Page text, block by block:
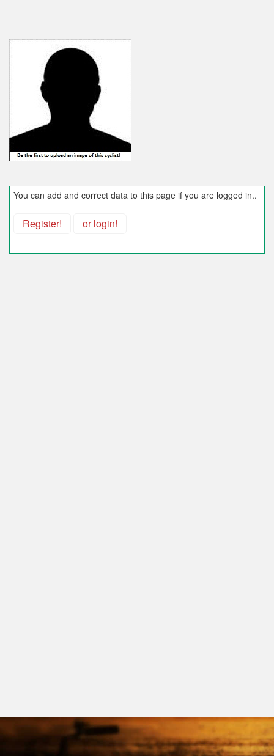
You can add and correct data to this page if you are logged in..
Register! or login!